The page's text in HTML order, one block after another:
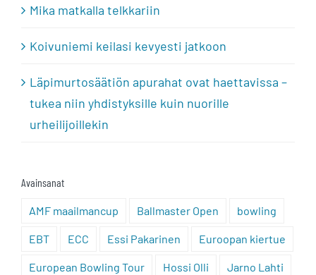
Mika matkalla telkkariin
Koivuniemi keilasi kevyesti jatkoon
Läpimurtosäätiön apurahat ovat haettavissa –
tukea niin yhdistyksille kuin nuorille
urheilijoillekin
Avainsanat
AMF maailmancup Ballmaster Open bowling
EBT ECC Essi Pakarinen Euroopan kiertue
European Bowling Tour Hossi Olli Jarno Lahti